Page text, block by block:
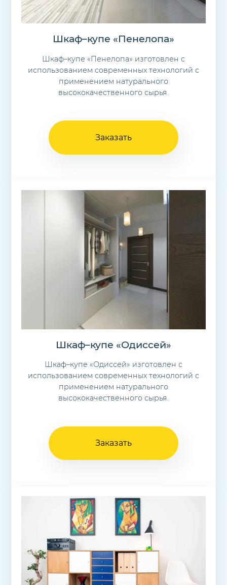
Шкаф–купе «Пенелопа»
Шкаф–купе «Пенелопа» изготовлен с
использованием современных технологий с
применением натурального
высококачественного сырья.
Заказать
Шкаф–купе «Одиссей»
Шкаф–купе «Одиссей» изготовлен с
использованием современных технологий с
применением натурального
высококачественного сырья.
Заказать